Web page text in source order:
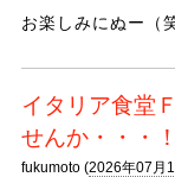
お楽しみにぬー（
イタリア食堂
せんか・・・！
fukumoto (2026年07月